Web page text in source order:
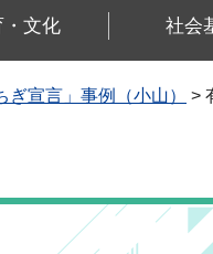
・文化 社会
ぎ宣言」事例（小山） >